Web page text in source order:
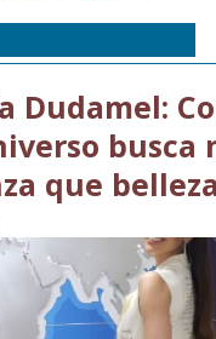
Dudamel:
busca
que belleza